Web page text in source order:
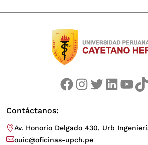
Facebook Instagram Twitter LinkedIn YouTube TikTok
Contáctanos:
Av. Honorio Delgado 430, Urb
ouic@oficinas-upch.pe